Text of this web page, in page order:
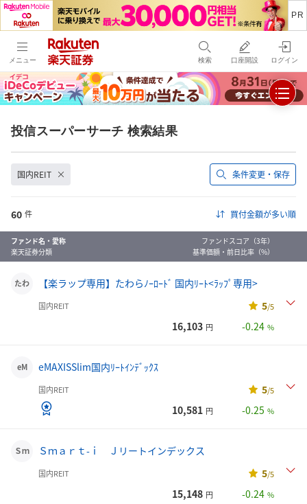
メニュー 検索 口座開設 ログイン
投信スーパーサーチ 検索結果
国内REIT 条件変更・保存
60 件 買付金額が多い順
ファンド名・愛称
楽天証券分類
ファンドスコア（3年）
基準価額・前日比率（%）
たわ 【楽ラップ専用】たわらﾉｰﾛｰﾄﾞ 国内ﾘｰﾄ<ﾗｯﾌﾟ専用>
国内REIT 5/5
16,103 円 -0.24 %
eM eMAXISSlim国内ﾘｰﾄｲﾝﾃﾞｯｸｽ
国内REIT 5/5
10,581 円 -0.25 %
Ｓｍ Ｓｍａｒｔ-ｉ Ｊリートインデックス
国内REIT 5/5
15,148 円 -0.24 %